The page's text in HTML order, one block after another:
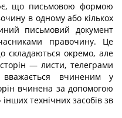
що письмовою формою
в одному або кількох
письмовий документ
правочину. Це
складаються окремо, але
— листи, телеграми
вчиненим у
вчинена за допомогою
технічних засобів зв